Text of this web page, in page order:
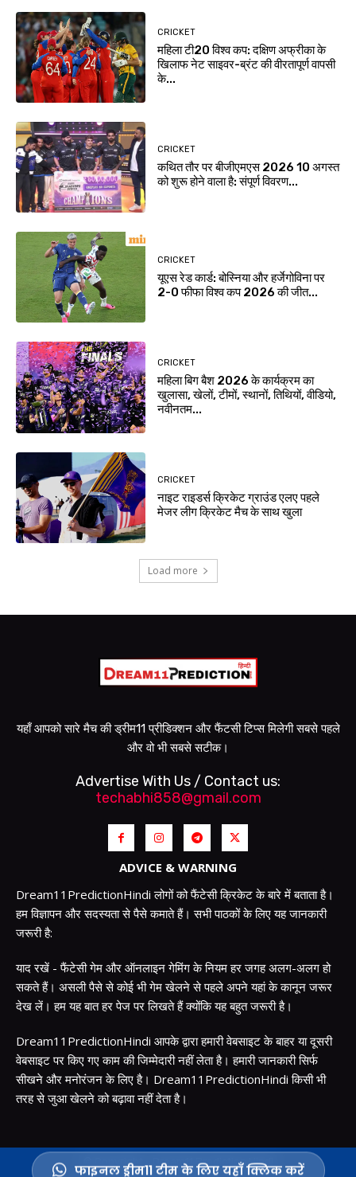
CRICKET
महिला टी20 विश्व कप: दक्षिण अफ्रीका के
खिलाफ नेट साइवर-ब्रंट की वीरतापूर्ण वापसी
के...
CRICKET
कथित तौर पर बीजीएमएस 2026 10 अगस्त
को शुरू होने वाला है: संपूर्ण विवरण...
CRICKET
यूएस रेड कार्ड: बोस्निया और हर्जेगोविना पर
2-0 फीफा विश्व कप 2026 की जीत...
CRICKET
महिला बिग बैश 2026 के कार्यक्रम का
खुलासा, खेलों, टीमों, स्थानों, तिथियों, वीडियो,
नवीनतम...
CRICKET
नाइट राइडर्स क्रिकेट ग्राउंड एलए पहले
मेजर लीग क्रिकेट मैच के साथ खुला
Load more
यहाँ आपको सारे मैच की ड्रीम11 प्रीडिक्शन और फैंटसी टिप्स मिलेगी सबसे पहले
और वो भी सबसे सटीक।
Advertise With Us / Contact us:
techabhi858@gmail.com
ADVICE & WARNING
Dream11PredictionHindi लोगों को फैंटेसी क्रिकेट के बारे में बताता है।
हम विज्ञापन और सदस्यता से पैसे कमाते हैं। सभी पाठकों के लिए यह जानकारी
जरूरी है:
याद रखें - फैंटेसी गेम और ऑनलाइन गेमिंग के नियम हर जगह अलग-अलग हो
सकते हैं। असली पैसे से कोई भी गेम खेलने से पहले अपने यहां के कानून जरूर
देख लें। हम यह बात हर पेज पर लिखते हैं क्योंकि यह बहुत जरूरी है।
Dream11PredictionHindi आपके द्वारा हमारी वेबसाइट के बाहर या दूसरी
वेबसाइट पर किए गए काम की जिम्मेदारी नहीं लेता है। हमारी जानकारी सिर्फ
सीखने और मनोरंजन के लिए है। Dream11PredictionHindi किसी भी
तरह से जुआ खेलने को बढ़ावा नहीं देता है।
© Copyright - Dream11 Prediction Hindi
फाइनल ड्रीम11 टीम के लिए यहाँ क्लिक करें